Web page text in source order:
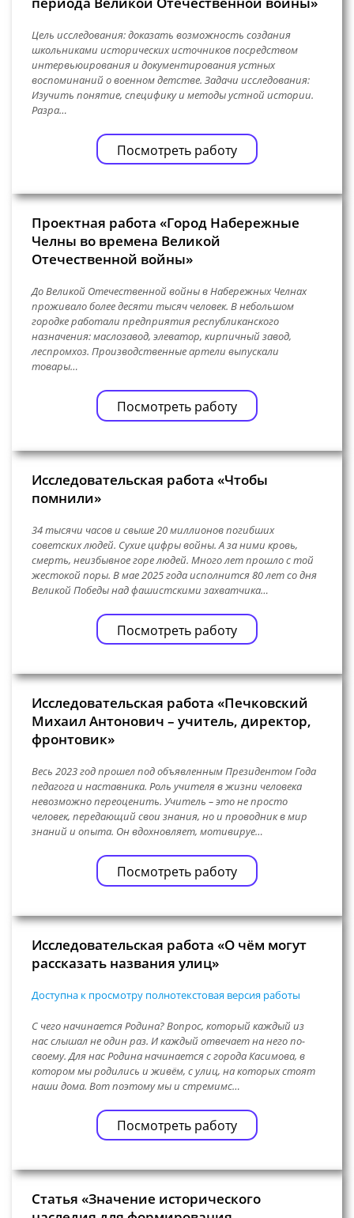
Цель исследования: доказать возможность создания
школьниками исторических источников посредством
интервьюирования и документирования устных
воспоминаний о военном детстве. Задачи исследования:
Изучить понятие, специфику и методы устной истории.
Разра…
Посмотреть работу
Проектная работа «Город Набережные
Челны во времена Великой
Отечественной войны»
До Великой Отечественной войны в Набережных Челнах
проживало более десяти тысяч человек. В небольшом
городке работали предприятия республиканского
назначения: маслозавод, элеватор, кирпичный завод,
леспромхоз. Производственные артели выпускали
товары…
Посмотреть работу
Исследовательская работа «Чтобы
помнили»
34 тысячи часов и свыше 20 миллионов погибших
советских людей. Сухие цифры войны. А за ними кровь,
смерть, неизбывное горе людей. Много лет прошло с той
жестокой поры. В мае 2025 года исполнится 80 лет со дня
Великой Победы над фашистскими захватчика…
Посмотреть работу
Исследовательская работа «Печковский
Михаил Антонович – учитель, директор,
фронтовик»
Весь 2023 год прошел под объявленным Президентом Года
педагога и наставника. Роль учителя в жизни человека
невозможно переоценить. Учитель – это не просто
человек, передающий свои знания, но и проводник в мир
знаний и опыта. Он вдохновляет, мотивируе…
Посмотреть работу
Исследовательская работа «О чём могут
рассказать названия улиц»
Доступна к просмотру полнотекстовая версия работы
С чего начинается Родина? Вопрос, который каждый из
нас слышал не один раз. И каждый отвечает на него по-
своему. Для нас Родина начинается с города Касимова, в
котором мы родились и живём, с улиц, на которых стоят
наши дома. Вот поэтому мы и стремимс…
Посмотреть работу
Статья «Значение исторического